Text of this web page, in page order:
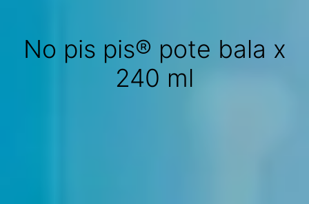
No pis pis® pote bala x
240 ml